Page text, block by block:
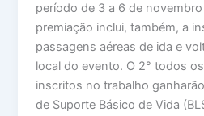
período de 3 a 6 de
premiação inclui, também, a
passagens aéreas de ida e
local do evento. O 2° todos
inscritos no trabalho
de Suporte Básico de Vida